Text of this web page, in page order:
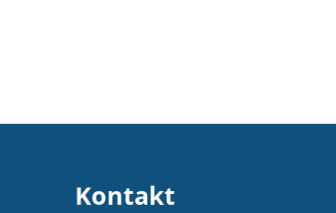
Kontakt